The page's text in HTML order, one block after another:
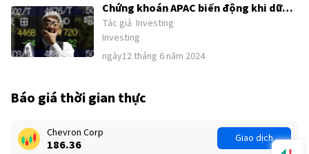
Chứng khoán APAC biến động khi dữ
liệu kinh tế Mỹ bùng nổ
Tác giả Investing
Investing
ngày12 tháng 6 năm 2024
Báo giá thời gian thực
Chevron Corp
186.36 Giao dịch